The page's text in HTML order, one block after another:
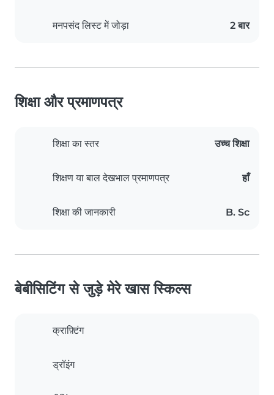
मनपसंद लिस्ट में जोड़ा 2 बार
शिक्षा और प्रमाणपत्र
शिक्षा का स्तर उच्च शिक्षा
शिक्षण या बाल देखभाल प्रमाणपत्र हाँ
शिक्षा की जानकारी B. Sc
बेबीसिटिंग से जुड़े मेरे खास स्किल्स
क्राफ़्टिंग
ड्रॉइंग